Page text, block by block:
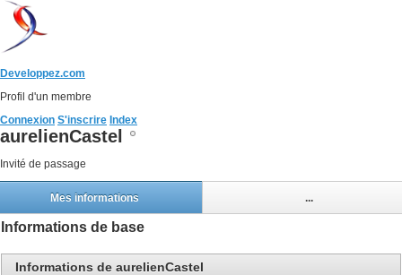
Developpez.com
Profil d'un membre
Connexion S'inscrire Index
aurelienCastel
Invité de passage
Mes informations ...
Informations de base
Informations de aurelienCastel